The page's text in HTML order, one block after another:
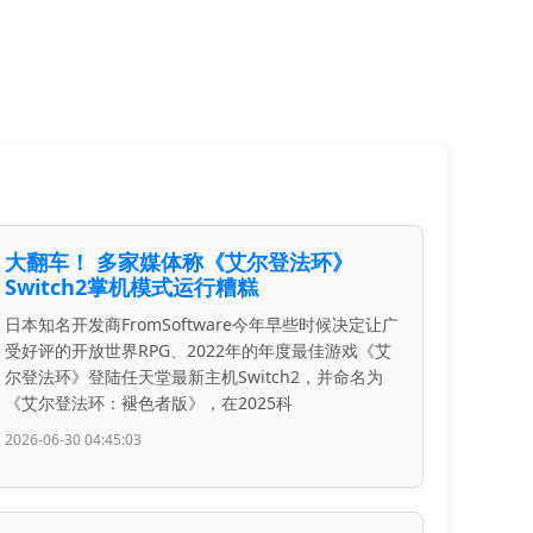
大翻车！ 多家媒体称《艾尔登法环》
Switch2掌机模式运行糟糕
日本知名开发商FromSoftware今年早些时候决定让广
受好评的开放世界RPG、2022年的年度最佳游戏《艾
尔登法环》登陆任天堂最新主机Switch2，并命名为
《艾尔登法环：褪色者版》，在2025科
2026-06-30 04:45:03